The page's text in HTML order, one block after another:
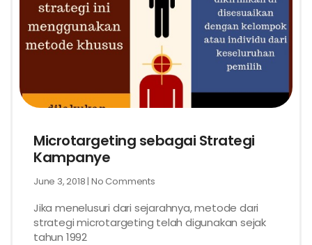
Microtargeting sebagai Strategi
Kampanye
June 3, 2018 No Comments
Jika menelusuri dari sejarahnya, metode dari
strategi microtargeting telah digunakan sejak
tahun 1992